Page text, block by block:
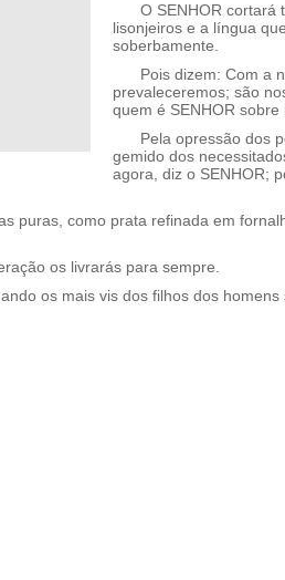
O SENHOR cortará
lisonjeiros e a língua
soberbamente.
Pois dizem: Com a
prevaleceremos; são
quem é SENHOR sobre
Pela opressão dos
gemido dos
agora, diz o SENHOR;
puras, como prata refinada em
os livrarás para sempre.
os mais vis dos filhos dos homens